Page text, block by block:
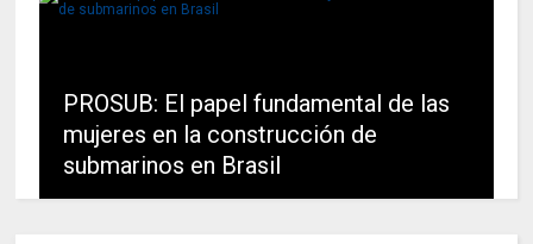
PROSUB: El papel fundamental de las
mujeres en la construcción de
submarinos en Brasil